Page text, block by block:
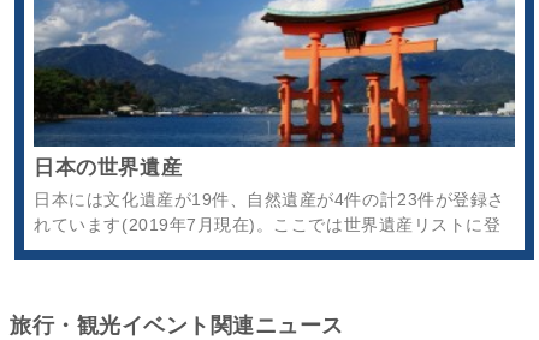
日本の世界遺産
日本には文化遺産が19件、自然遺産が4件の計23件が登録さ
れています(2019年7月現在)。ここでは世界遺産リストに登
録された遺跡や自然などの日本の世界遺産をご紹介します。
旅行・観光イベント関連ニュース